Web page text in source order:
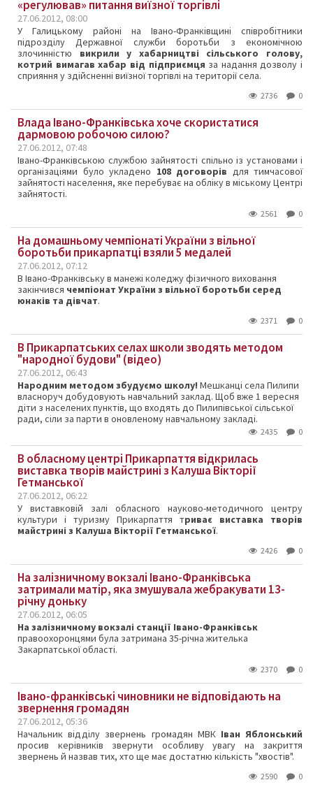
«регулював» питання виїзної торгівлі
27.06.2012, 08:00
У Галицькому районі на Івано-Франківщині співробітники
підрозділу Державної служби боротьби з економічною
злочинністю викрили у хабарництві сільського голову,
котрий вимагав хабар від підприємця за надання дозволу і
сприяння у здійсненні виїзної торгівлі на території села.
2736 0
Влада Івано-Франківська хоче скористатися
дармовою робочою силою?
27.06.2012, 07:48
Івано-Франківською службою зайнятості спільно із установами і
організаціями було укладено 108 договорів для тимчасової
зайнятості населення, яке перебуває на обліку в міському Центрі
зайнятості.
2561 0
На домашньому чемпіонаті України з вільної
боротьби прикарпатці взяли 5 медалей
27.06.2012, 07:12
В Івано-Франківську в манежі коледжу фізичного виховання
закінчився чемпіонат України з вільної боротьби серед
юнаків та дівчат.
2371 0
В Прикарпатських селах школи зводять методом
"народної будови" (відео)
27.06.2012, 06:43
Народним методом збудуємо школу! Мешканці села Пилипи
власноруч добудовують навчальний заклад. Щоб вже 1 вересня
діти з населених пунктів, що входять до Пилипівської сільської
ради, сіли за парти в оновленому навчальному закладі.
2435 0
В обласному центрі Прикарпаття відкрилась
виставка творів майстрині з Калуша Вікторії
Гетманської
27.06.2012, 06:22
У виставковій залі обласного науково-методичного центру
культури і туризму Прикарпаття триває виставка творів
майстрині з Калуша Вікторії Гетманської.
2426 0
На залізничному вокзалі Івано-Франківська
затримали матір, яка змушувала жебракувати 13-
річну доньку
27.06.2012, 06:05
На залізничному вокзалі станції Івано-Франківськ
правоохоронцями була затримана 35-річна жителька
Закарпатської області.
2370 0
Івано-франківські чиновники не відповідають на
звернення громадян
27.06.2012, 05:36
Начальник відділу звернень громадян МВК Іван Яблонський
просив керівників звернути особливу увагу на закриття
звернень й назвав тих, хто ще має достатню кількість "хвостів".
2590 0